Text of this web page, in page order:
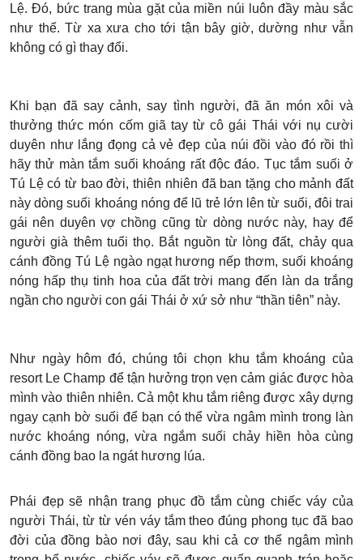
Lệ. Đó, bức trang mùa gặt của miền núi luôn đầy màu sắc
như thế. Từ xa xưa cho tới tận bây giờ, dường như vẫn
không có gì thay đổi.
Khi bạn đã say cảnh, say tình người, đã ăn món xôi và
thưởng thức món cốm giã tay từ cô gái Thái với nụ cười
duyên như lắng đọng cả vẻ đẹp của núi đồi vào đó rồi thì
hãy thử màn tắm suối khoáng rất độc đáo. Tục tắm suối ở
Tú Lệ có từ bao đời, thiên nhiên đã ban tặng cho mảnh đất
này dòng suối khoáng nóng để lũ trẻ lớn lên từ suối, đôi trai
gái nên duyên vợ chồng cũng từ dòng nước này, hay để
người già thêm tuổi thọ. Bắt nguồn từ lòng đất, chảy qua
cánh đồng Tú Lệ ngào ngạt hương nếp thơm, suối khoáng
nóng hấp thụ tinh hoa của đất trời mang đến làn da trắng
ngần cho người con gái Thái ở xứ sở như “thần tiên” này.
Như ngày hôm đó, chúng tôi chọn khu tắm khoáng của
resort Le Champ để tận hưởng trọn vẹn cảm giác được hòa
mình vào thiên nhiên. Cả một khu tắm riêng được xây dựng
ngay cạnh bờ suối để bạn có thể vừa ngâm mình trong làn
nước khoáng nóng, vừa ngắm suối chảy hiền hòa cùng
cánh đồng bao la ngát hương lúa.
Phái đẹp sẽ nhận trang phục đồ tắm cùng chiếc váy của
người Thái, từ từ vén váy tắm theo đúng phong tục đã bao
đời của đồng bào nơi đây, sau khi cả cơ thể ngâm mình